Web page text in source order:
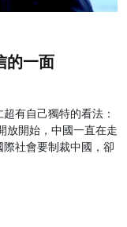
的一面
有自己獨特的看法：
放開始，中國一直在走
社會要制裁中國，卻